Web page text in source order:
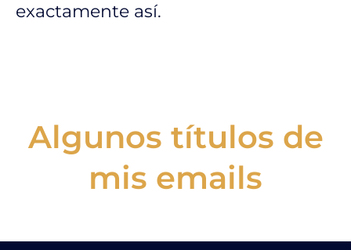
exactamente así.
Algunos títulos de
mis emails